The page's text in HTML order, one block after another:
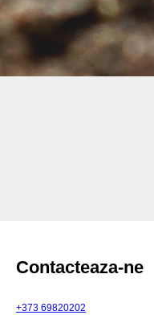
Contacteaza-ne
+373 69820202